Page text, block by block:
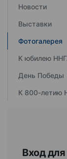
Новости
Выставки
Фотогалерея
К юбилею
День Победы
К 800-летию
Вход